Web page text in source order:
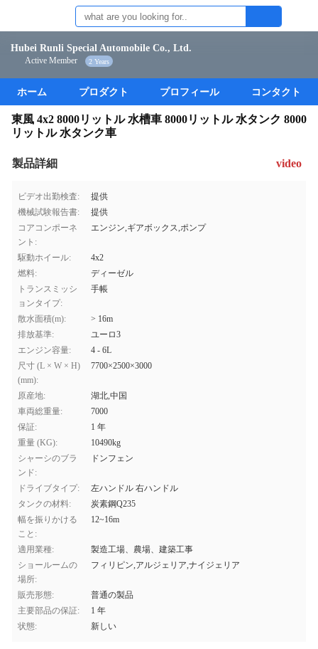
Hubei Runli Special Automobile Co., Ltd.
Active Member 2 Years
ホーム プロダクト プロフィール コンタクト
東風 4x2 8000リットル 水槽車 8000リットル 水タンク 8000
リットル 水タンク車
製品詳細 video
ビデオ出勤検査:
提供
機械試験報告書:
提供
コアコンポーネ
ント:
エンジン,ギアボックス,ポンプ
駆動ホイール:
4x2
燃料:
ディーゼル
トランスミッシ
ョンタイプ:
手帳
散水面積(m):
> 16m
排放基準:
ユーロ3
エンジン容量:
4 - 6L
尺寸 (L × W × H)
(mm):
7700×2500×3000
原産地:
湖北,中国
車両総重量:
7000
保証:
1 年
重量 (KG):
10490kg
シャーシのブラ
ンド:
ドンフェン
ドライブタイプ:
左ハンドル 右ハンドル
タンクの材料:
炭素鋼Q235
幅を振りかける
こと:
12~16m
適用業種:
製造工場、農場、建築工事
ショールームの
場所:
フィリピン,アルジェリア,ナイジェリア
販売形態:
普通の製品
主要部品の保証:
1 年
状態:
新しい